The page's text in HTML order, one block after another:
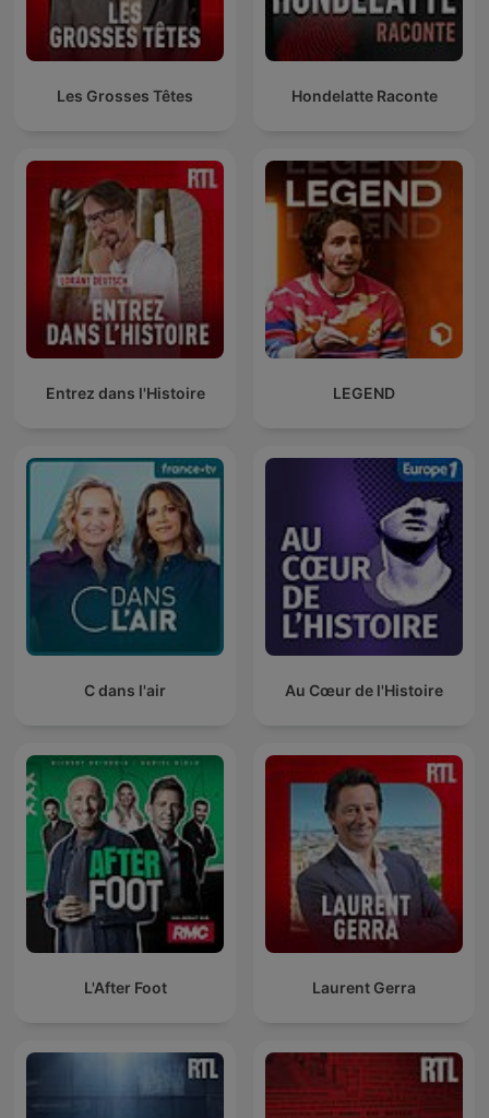
Les Grosses Têtes Hondelatte Raconte
Entrez dans l'Histoire LEGEND
C dans l'air Au Cœur de l'Histoire
L'After Foot Laurent Gerra